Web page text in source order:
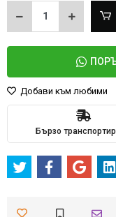
Добави към любими
Бързо